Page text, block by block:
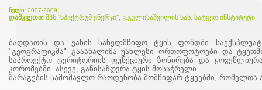
წელი: 2007-2009
დამკვეთი: შპს "სპექტრუმ ენერჯი"; ვ.გულისაშვილის სახ. სატყეო ინსტიტუტი
ბაღდათის და ვანის სახელმწიფო ტყის ფონდში
"გეოგრაფიკმა" გააანალიზა უახლესი ორთოფოტოები და
საპროექტო ტერიტორიის ფუნქციური ზონირება და
კორომებში. ასევე, განისაზღვრა ტყის მოსაჭრელი
მარაგების სამომავლო რაოდენობა მომწიფარ ტყეებში, რომელთა